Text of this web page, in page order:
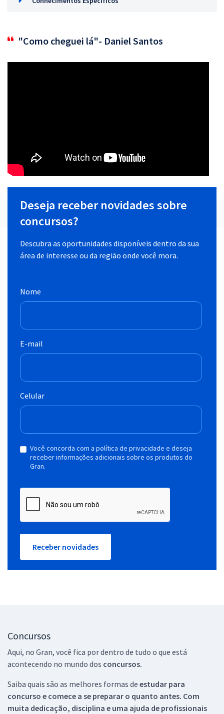
"Como cheguei lá"- Daniel Santos
Deseja receber novidades sobre
concursos?
Descubra as oportunidades disponíveis dentro da sua
área de interesse ou da região onde você mora.
Nome
E-mail
Celular
Você concorda com a política de privacidade e deseja
receber informações adicionais sobre os produtos do
Gran.
Receber novidades
Concursos
Aqui, no Gran, você fica por dentro de tudo o que está
acontecendo no mundo dos concursos.
Saiba quais são as melhores formas de estudar para
concurso e comece a se preparar o quanto antes. Com
muita dedicação, disciplina e uma ajuda de profissionais